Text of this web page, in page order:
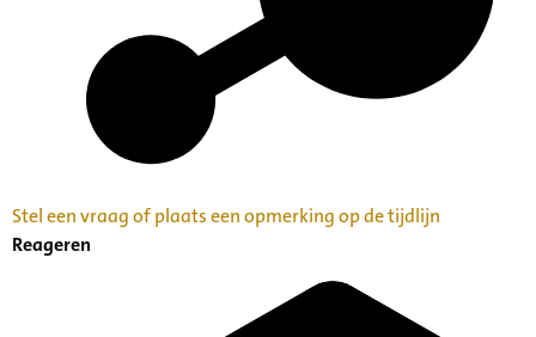
Stel een vraag of plaats een opmerking op de tijdlijn
Reageren